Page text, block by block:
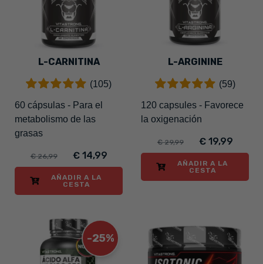
L-CARNITINA
(105)
60 cápsulas - Para el
metabolismo de las
grasas
€ 26,99 € 14,99
AÑADIR A LA
CESTA
L-ARGININE
(59)
120 capsules - Favorece
la oxigenación
€ 29,99 € 19,99
AÑADIR A LA
CESTA
-25%